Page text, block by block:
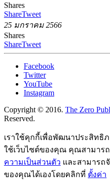
Shares
ShareTweet
25 มกราคม 2566
Shares
ShareTweet
Facebook
Twitter
YouTube
Instagram
Copyright © 2016. The Zero
Reserved.
เราใช้คุกกี้เพื่อพัฒนาประสิทธิ
ใช้เว็บไซต์ของคุณ คุณสามารถ
ความเป็นส่วนตัว และสามารถ
ของคุณได้เองโดยคลิกที่ ตั้งค่า